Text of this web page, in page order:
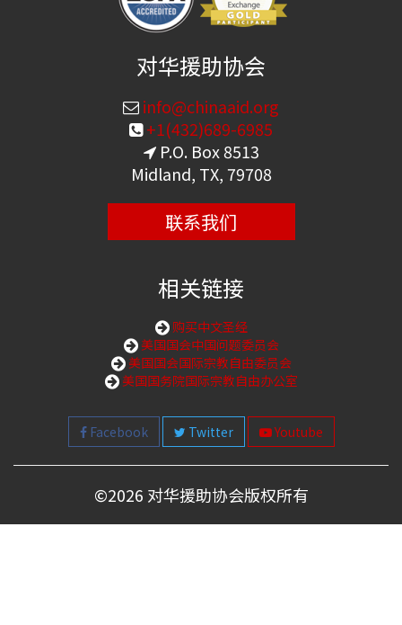
对华援助协会
info@chinaaid.org
+1(432)689-6985
P.O. Box 8513
Midland, TX, 79708
联系我们
相关链接
购买中文圣经
美国国会中国问题委员会
美国国会国际宗教自由委员会
美国国务院国际宗教自由办公室
Facebook Twitter Youtube
©2026 对华援助协会版权所有